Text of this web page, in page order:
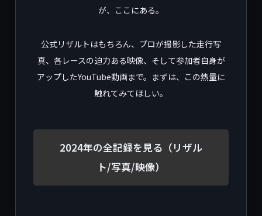
が、ここにある。
公式リザルトはもちろん、プロが撮影した走行写
真、各レースの迫力ある映像、そして参加者自身が
アップしたYouTube動画まで。まずは、この熱量に
触れてみてほしい。
2024年の全記録を見る（リザル
ト/写真/映像）